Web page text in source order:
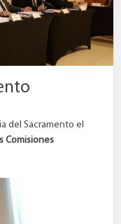
del Sacramento el
Comisiones